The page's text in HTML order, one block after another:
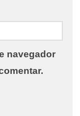
navegador